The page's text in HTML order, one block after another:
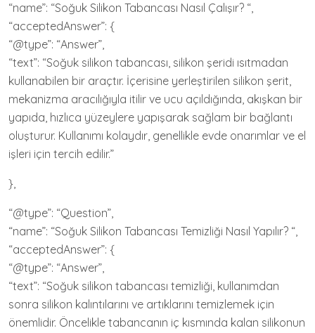
“name”: “Soğuk Silikon Tabancası Nasıl Çalışır? “,
“acceptedAnswer”: {
“@type”: “Answer”,
“text”: “Soğuk silikon tabancası, silikon şeridi ısıtmadan
kullanabilen bir araçtır. İçerisine yerleştirilen silikon şerit,
mekanizma aracılığıyla itilir ve ucu açıldığında, akışkan bir
yapıda, hızlıca yüzeylere yapışarak sağlam bir bağlantı
oluşturur. Kullanımı kolaydır, genellikle evde onarımlar ve el
işleri için tercih edilir.”
},
“@type”: “Question”,
“name”: “Soğuk Silikon Tabancası Temizliği Nasıl Yapılır? “,
“acceptedAnswer”: {
“@type”: “Answer”,
“text”: “Soğuk silikon tabancası temizliği, kullanımdan
sonra silikon kalıntılarını ve artıklarını temizlemek için
önemlidir. Öncelikle tabancanın iç kısmında kalan silikonun